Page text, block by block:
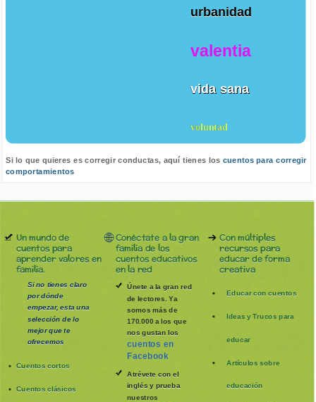
urbanidad
valentia
vida sana
voluntad
Si lo que quieres es corregir conductas, aquí tienes los cuentos para corregir
comportamientos
Un mundo de
cuentos para
aprender valores en
familia.
Si no tienes claro
por dónde
empezar, esta una
selección de lo
mejor que te
ofrecemos
Cuentos cortos
Cuentos clásicos
Conéctate a la gran
familia de los
cuentos educativos
en la red
Únete a la gran red
de lectores. Ya
somos más de
170.000 a los que
nos gustan los
cuentos en
Facebook
Atrévete con el
inglés y prueba
nuestros
Con múltiples
recursos para
educar de forma
creativa
Educar con cuentos
Ideas y Trucos para
educar
Artículos sobre
educación